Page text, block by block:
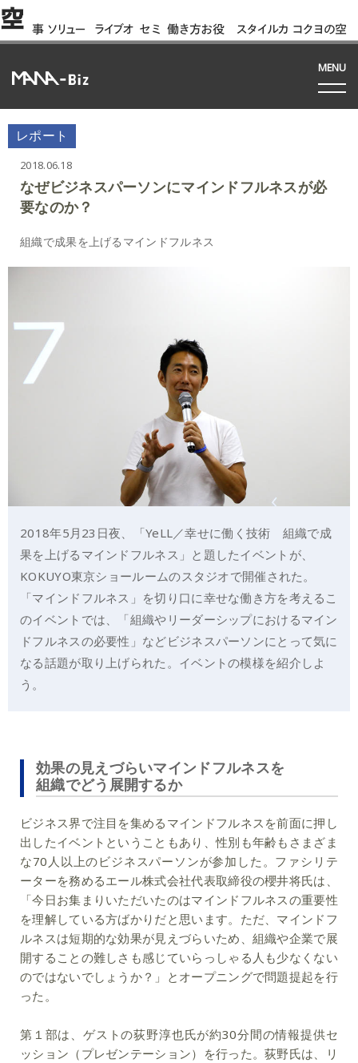
空 事
例
ソリュー
ション
ライブオ
フィス
セミ
ナー
働き方お役
立ち資料
スタイルカ
タログ
コクヨの空
間って!?
MENU
レポート
2018.06.18
なぜビジネスパーソンにマインドフルネスが必
要なのか？
組織で成果を上げるマインドフルネス
2018年5月23日夜、「YeLL／幸せに働く技術 組織で成
果を上げるマインドフルネス」と題したイベントが、
KOKUYO東京ショールームのスタジオで開催された。
「マインドフルネス」を切り口に幸せな働き方を考えるこ
のイベントでは、「組織やリーダーシップにおけるマイン
ドフルネスの必要性」などビジネスパーソンにとって気に
なる話題が取り上げられた。イベントの模様を紹介しよ
う。
効果の見えづらいマインドフルネスを
組織でどう展開するか
ビジネス界で注目を集めるマインドフルネスを前面に押し
出したイベントということもあり、性別も年齢もさまざま
な70人以上のビジネスパーソンが参加した。ファシリテ
ーターを務めるエール株式会社代表取締役の櫻井将氏は、
「今日お集まりいただいたのはマインドフルネスの重要性
を理解している方ばかりだと思います。ただ、マインドフ
ルネスは短期的な効果が見えづらいため、組織や企業で展
開することの難しさも感じていらっしゃる人も少なくない
のではないでしょうか？」とオープニングで問題提起を行
った。
第１部は、ゲストの荻野淳也氏が約30分間の情報提供セ
ッション（プレゼンテーション）を行った。荻野氏は、リ